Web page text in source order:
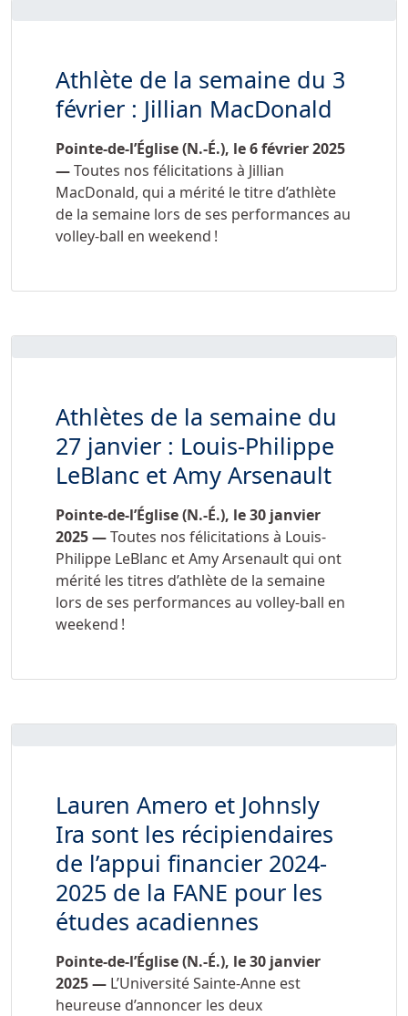
Athlète de la semaine du 3
février : Jillian MacDonald
Pointe-de-l’Église (N.-É.), le 6 février 2025
—Toutes nos félicitations à Jillian
MacDonald, qui a mérité le titre d’athlète
de la semaine lors de ses performances au
volley-ball en weekend !
Athlètes de la semaine du
27 janvier : Louis-Philippe
LeBlanc et Amy Arsenault
Pointe-de-l’Église (N.-É.), le 30 janvier
2025 —Toutes nos félicitations à Louis-
Philippe LeBlanc et Amy Arsenault qui ont
mérité les titres d’athlète de la semaine
lors de ses performances au volley-ball en
weekend !
Lauren Amero et Johnsly
Ira sont les récipiendaires
de l’appui financier 2024-
2025 de la FANE pour les
études acadiennes
Pointe-de-l’Église (N.-É.), le 30 janvier
2025 — L’Université Sainte-Anne est
heureuse d’annoncer les deux